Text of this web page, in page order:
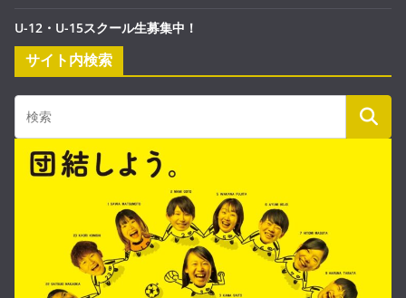
U-12・U-15スクール生募集中！
サイト内検索